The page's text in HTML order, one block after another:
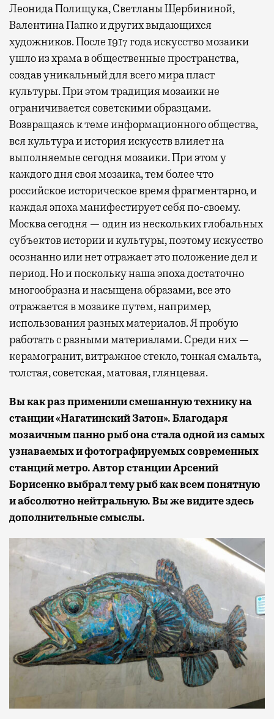
Леонида Полищука, Светланы Щербининой,
Валентина Папко и других выдающихся
художников. После 1917 года искусство мозаики
ушло из храма в общественные пространства,
создав уникальный для всего мира пласт
культуры. При этом традиция мозаики не
ограничивается советскими образцами.
Возвращаясь к теме информационного общества,
вся культура и история искусств влияет на
выполняемые сегодня мозаики. При этом у
каждого дня своя мозаика, тем более что
российское историческое время фрагментарно, и
каждая эпоха манифестирует себя по-своему.
Москва сегодня — один из нескольких глобальных
субъектов истории и культуры, поэтому искусство
осознанно или нет отражает это положение дел и
период. Но и поскольку наша эпоха достаточно
многообразна и насыщена образами, все это
отражается в мозаике путем, например,
использования разных материалов. Я пробую
работать с разными материалами. Среди них —
керамогранит, витражное стекло, тонкая смальта,
толстая, советская, матовая, глянцевая.
Вы как раз применили смешанную технику на
станции «Нагатинский Затон». Благодаря
мозаичным панно рыб она стала одной из самых
узнаваемых и фотографируемых современных
станций метро. Автор станции Арсений
Борисенко выбрал тему рыб как всем понятную
и абсолютно нейтральную. Вы же видите здесь
дополнительные смыслы.